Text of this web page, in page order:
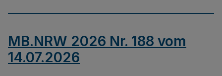
MB.NRW 2026 Nr. 188 vom
14.07.2026